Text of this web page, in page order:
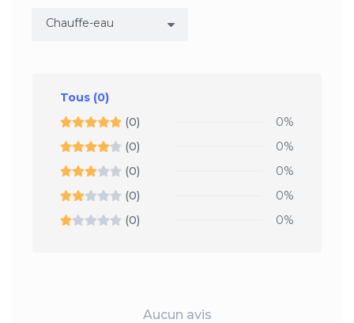
Tous (0)
(0)
0%
(0)
0%
(0)
0%
(0)
0%
(0)
0%
Aucun avis